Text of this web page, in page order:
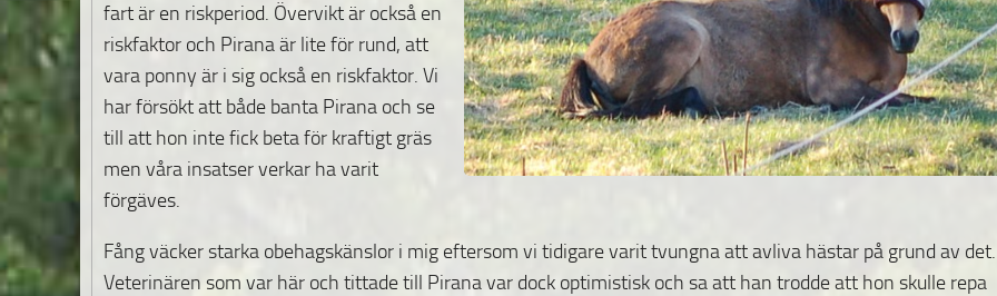
fart är en riskperiod. Övervikt är också en
riskfaktor och Pirana är lite för rund, att
vara ponny är i sig också en riskfaktor. Vi
har försökt att både banta Pirana och se
till att hon inte fick beta för kraftigt gräs
men våra insatser verkar ha varit
förgäves.
Fång väcker starka obehagskänslor i mig eftersom vi tidigare varit tvungna att avliva hästar på grund av det.
Veterinären som var här och tittade till Pirana var dock optimistisk och sa att han trodde att hon skulle repa